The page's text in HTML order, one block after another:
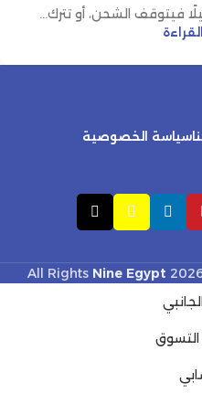
فيتوقف الشحن، أو تترك...
سياسة الخصوصية
All Rights Nine Egypt
التسوق